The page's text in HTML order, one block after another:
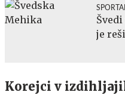
je
Korejci v